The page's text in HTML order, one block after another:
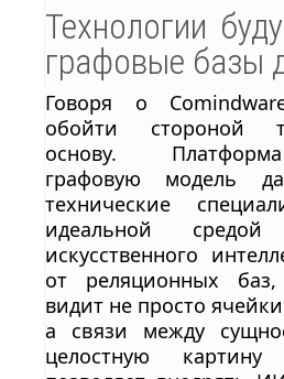
Технологии
графовые базы
Говоря о
обойти стороной
основу.
графовую модель
технические
идеальной
искусственного
от реляционных
видит не просто
а связи между
целостную